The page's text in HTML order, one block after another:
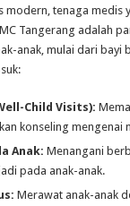
modern, tenaga medis
Tangerang adalah
anak, mulai dari bayi
Child Visits):
konseling mengenai
Anak: Menangani
pada anak-anak.
Merawat anak-anak